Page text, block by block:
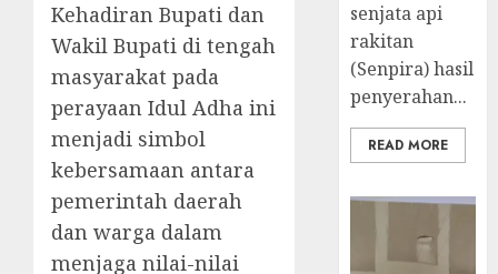
Kehadiran Bupati dan
Wakil Bupati di tengah
masyarakat pada
perayaan Idul Adha ini
menjadi simbol
kebersamaan antara
pemerintah daerah
dan warga dalam
menjaga nilai-nilai
senjata api
rakitan
(Senpira) hasil
penyerahan...
READ MORE